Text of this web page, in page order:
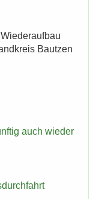
Baut­zen
auch wie­der